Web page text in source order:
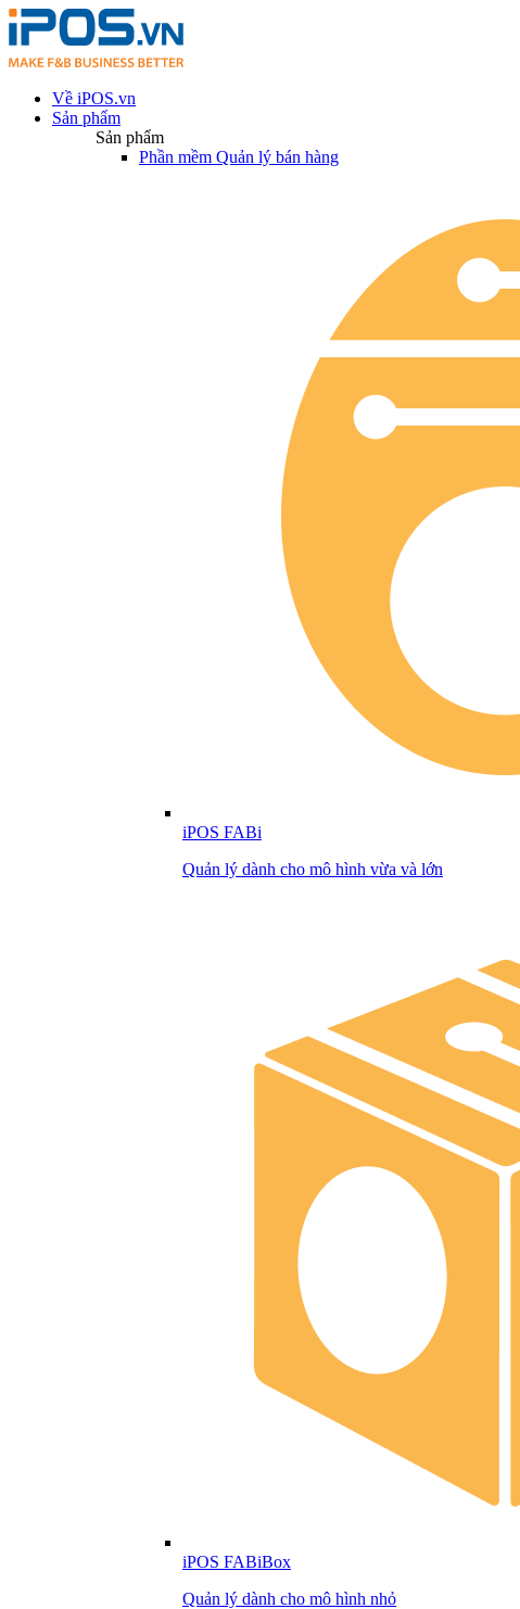
Về iPOS.vn
Sản phẩm
Sản phẩm
Phần mềm Quản lý bán hàng
iPOS FABi
Quản lý dành cho mô hình vừa và lớn
iPOS FABiBox
Quản lý dành cho mô hình nhỏ